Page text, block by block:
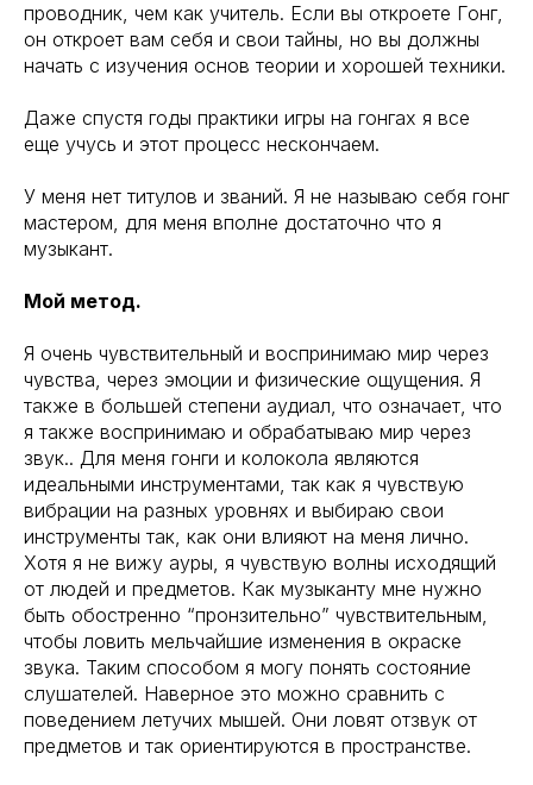
проводник, чем как учитель. Если вы откроете Гонг,
он откроет вам себя и свои тайны, но вы должны
начать с изучения основ теории и хорошей техники.
Даже спустя годы практики игры на гонгах я все
еще учусь и этот процесс нескончаем.
У меня нет титулов и званий. Я не называю себя гонг
мастером, для меня вполне достаточно что я
музыкант.
Мой метод.
Я очень чувствительный и воспринимаю мир через
чувства, через эмоции и физические ощущения. Я
также в большей степени аудиал, что означает, что
я также воспринимаю и обрабатываю мир через
звук.. Для меня гонги и колокола являются
идеальными инструментами, так как я чувствую
вибрации на разных уровнях и выбираю свои
инструменты так, как они влияют на меня лично.
Хотя я не вижу ауры, я чувствую волны исходящий
от людей и предметов. Как музыканту мне нужно
быть обостренно “пронзительно” чувствительным,
чтобы ловить мельчайшие изменения в окраске
звука. Таким способом я могу понять состояние
слушателей. Наверное это можно сравнить с
поведением летучих мышей. Они ловят отзвук от
предметов и так ориентируются в пространстве.